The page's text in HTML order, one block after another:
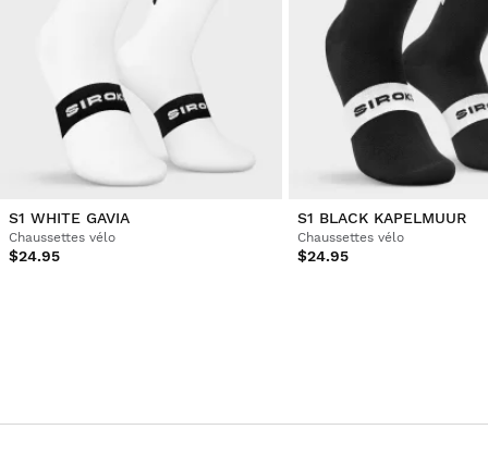
S1 WHITE GAVIA
Chaussettes vélo
$24.95
S1 BLACK KAPELMUUR
Chaussettes vélo
$24.95